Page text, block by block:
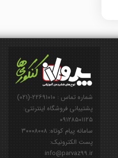
شماره تماس : ۲۲۶۹۱۰۱۰-(۰۲۱)
پشتیبانی فروشگاه اینترنتی:
۰۹۱۲۸۵۰۱۱۲۵
سامانه پیام کوتاه: ۳۰۰۰۸۰۰۸
پست الکترونیک:
info@parvaz99.ir